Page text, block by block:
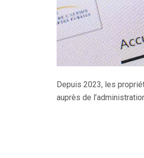
Depuis 2023, les
auprès de